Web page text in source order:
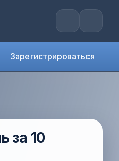
Зарегистрироваться
за 10